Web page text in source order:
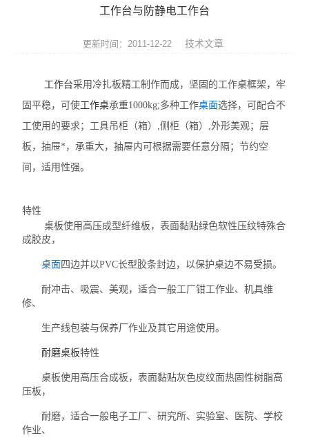
焊接拆焊
防静电产品
日本TOHNICHI
德国ERSA
DAB无刷电动螺丝刀
厂区设备
量具量仪
检测仪器
工作台与防静电工作台
更新时间：2011-12-22 技术文章
工作台采用冷扎板精工制作而成，坚固的工作桌框架，牢
固平稳，可使工作桌承重1000kg;多种工作桌面选择，可配合不
工使用的要求；工具吊柜（箱）,侧柜（箱）,外形美观；层
板，抽屉*，承重大，抽屉内可根据需要任意分隔；节约空
间，适用性强。
特性
桌板使用高压成型纤维板，表面黏贴绿色软性压纹特殊合
成胶皮，
桌面 四边并以PVC长型胶条封边，以保护桌边不易受损。
耐冲击、吸震、美观，适合一般工厂钳工作业、机具维
修、
生产线包装与保养厂作业及其它用途使用。
耐磨桌板特性
桌板使用高压合成板，表面黏贴灰色皮纹面热固性树脂高
压板，
耐磨，适合一般电子工厂、研究所、实验室、医院、学校
作业、